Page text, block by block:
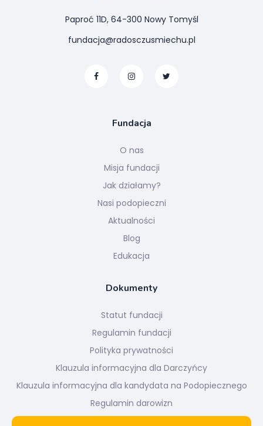
Paproć 11D, 64-300 Nowy Tomyśl
fundacja@radosczusmiechu.pl
Fundacja
O nas
Misja fundacji
Jak działamy?
Nasi podopieczni
Aktualności
Blog
Edukacja
Dokumenty
Statut fundacji
Regulamin fundacji
Polityka prywatności
Klauzula informacyjna dla Darczyńcy
Klauzula informacyjna dla kandydata na Podopiecznego
Regulamin darowizn